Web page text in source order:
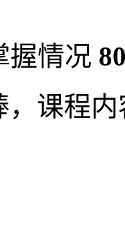
握情况
，课程